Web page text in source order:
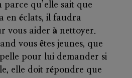
qu’elle sait que
en éclats, il faudra
vous aider à nettoyer.
vous êtes jeunes, que
pour lui demander si
elle doit répondre que